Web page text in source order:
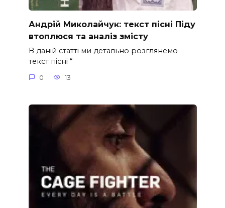
Андрій Миколайчук: текст пісні Піду
втоплюся та аналіз змісту
В даній статті ми детально розглянемо
текст пісні “
0 13